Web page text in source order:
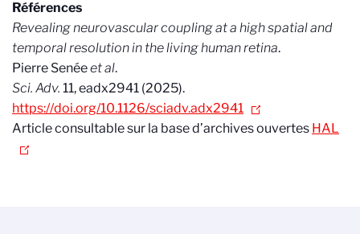
Références
Revealing neurovascular coupling at a high spatial and
temporal resolution in the living human retina.
Pierre Senéeet al.
Sci. Adv. 11, eadx2941 (2025).
https://doi.org/10.1126/sciadv.adx2941
Article consultable sur la base d’archives ouvertes HAL